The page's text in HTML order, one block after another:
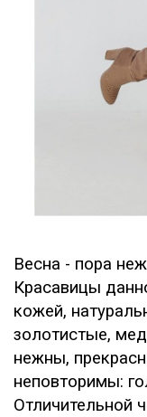
Весна - пора
Красавицы
кожей,
золотистые,
нежны,
неповторимы:
Отличительной